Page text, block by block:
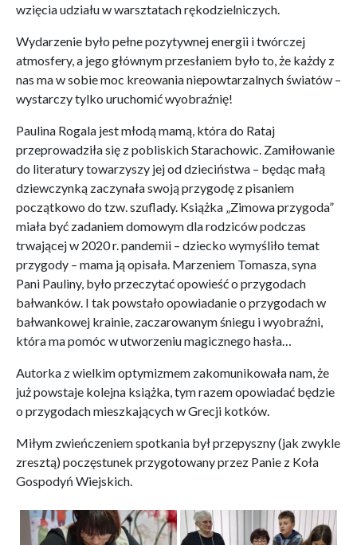
wzięcia udziału w warsztatach rękodzielniczych.
Wydarzenie było pełne pozytywnej energii i twórczej
atmosfery, a jego głównym przesłaniem było to, że każdy z
nas ma w sobie moc kreowania niepowtarzalnych światów –
wystarczy tylko uruchomić wyobraźnię!
Paulina Rogala jest młodą mamą, która do Rataj
przeprowadziła się z pobliskich Starachowic. Zamiłowanie
do literatury towarzyszy jej od dzieciństwa – będąc małą
dziewczynką zaczynała swoją przygodę z pisaniem
początkowo do tzw. szuflady. Książka „Zimowa przygoda”
miała być zadaniem domowym dla rodziców podczas
trwającej w 2020 r. pandemii – dziecko wymyśliło temat
przygody – mama ją opisała. Marzeniem Tomasza, syna
Pani Pauliny, było przeczytać opowieść o przygodach
bałwanków. I tak powstało opowiadanie o przygodach w
bałwankowej krainie, zaczarowanym śniegu i wyobraźni,
która ma pomóc w utworzeniu magicznego hasła…
Autorka z wielkim optymizmem zakomunikowała nam, że
już powstaje kolejna książka, tym razem opowiadać będzie
o przygodach mieszkających w Grecji kotków.
Miłym zwieńczeniem spotkania był przepyszny (jak zwykle
zresztą) poczęstunek przygotowany przez Panie z Koła
Gospodyń Wiejskich.